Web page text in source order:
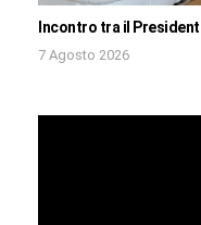
Incontro tra il
7 Agosto 2026